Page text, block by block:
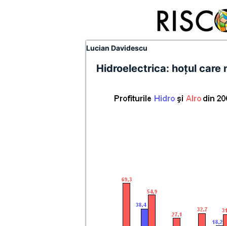
Lucian Davidescu
Hidroelectrica: hoţul care